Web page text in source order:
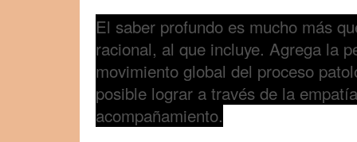
El saber profundo es mucho más
racional, al que incluye. Agrega la
movimiento global del proceso
posible lograr a través de la
acompañamiento.